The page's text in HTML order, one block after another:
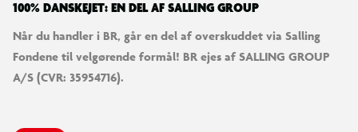
100% DANSKEJET: EN DEL AF SALLING GROUP
Når du handler i BR, går en del af overskuddet via Salling
Fondene til velgørende formål! BR ejes af SALLING GROUP
A/S (CVR: 35954716).